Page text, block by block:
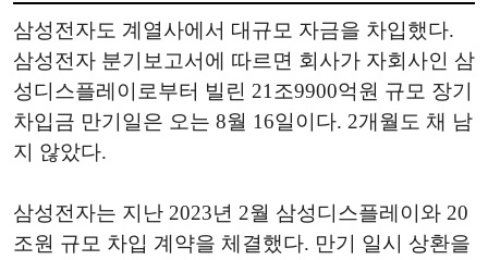
삼성전자도 계열사에서 대규모 자금을 차입했다.
삼성전자 분기보고서에 따르면 회사가 자회사인 삼
성디스플레이로부터 빌린 21조9900억원 규모 장기
차입금 만기일은 오는 8월 16일이다. 2개월도 채 남
지 않았다.
삼성전자는 지난 2023년 2월 삼성디스플레이와 20
조원 규모 차입 계약을 체결했다. 만기 일시 상환을